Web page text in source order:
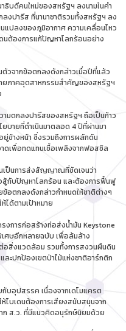
ธิบดีคนใหม่ของสหรัฐฯ ลงนามในคำ
งปารีส ที่นานาชาติรวมทั้งสหรัฐฯ ลง
แปลงของภูมิอากาศ ความเคลื่อนไหว
ต้องการแก้ปัญหาโลกร้อนอย่าง
วจากข้อตกลงดังกล่าวเมื่อปีที่แล้ว
ายภาคอุตสาหกรรมสำคัญของสหรัฐฯ
มตกลงปารีสของสหรัฐฯ ถือเป็นก้าว
บายที่ดำเนินมาตลอด 4 ปีที่ผ่านมา
ยู่ข้างหน้า ซึ่งรวมถึงการผลักดัน
ดเพื่อทดแทนเชื้อเพลิงจากฟอสซิล
เป็นการส่งสัญญาณที่ชัดเจนว่า
สู้กับปัญหาโลกร้อน และต้องการฟื้นฟู
อตกลงดังกล่าวกำหนดให้ชาติต่างๆ
ด้ตามเป้าหมาย
งการก่อสร้างท่อส่งน้ำมัน Keystone
เศษอีกหลายฉบับ เพื่อล้มล้าง
อสิ่งแวดล้อม รวมทั้งการสงวนผืนดิน
ละปกป้องเขตป่าไม้แห่งชาติอาร์กติก
บอุปสรรค เนื่องจากเดโมแครต
ไบเดนต้องการเสียงสนับสนุนจาก
ส.ว. ที่มีแนวคิดอนุรักษ์นิยมด้วย